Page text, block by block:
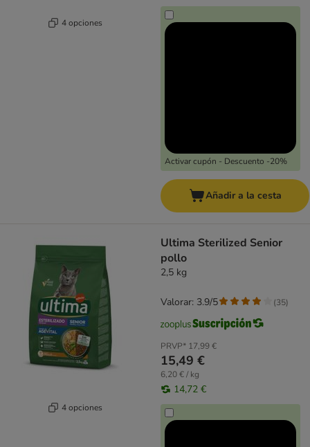
4 opciones
Activar cupón - Descuento -20%
Añadir a la cesta
4 opciones
Ultima Sterilized Senior
pollo
2,5 kg
PRVP* 17,99 €
15,49 €
6,20 € / kg
14,72 €
Valorar: 3.9/5 (35)